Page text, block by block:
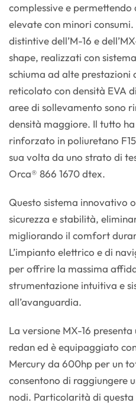
complessive e
elevate con minori
distintive dell’M-16 e
shape, realizzati con
schiuma ad alte prestazioni
reticolato con densità EVA
aree di sollevamento sono
densità maggiore. Il tutto
rinforzato in poliuretano
sua volta da uno strato di
Orca® 866 1670 dtex.
Questo sistema innovativo
sicurezza e stabilità,
migliorando il comfort
L’impianto elettrico e di
per offrire la massima
strumentazione intuitiva e
all’avanguardia.
La versione MX-16
redan ed è equipaggiato
Mercury da 600hp per un
consentono di raggiungere
nodi. Particolarità di